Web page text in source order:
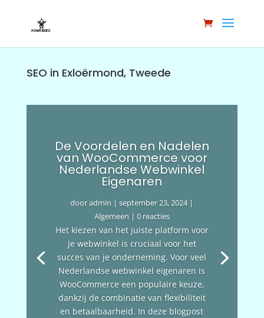
SEO in Exloërmond, Tweede
De Voordelen en Nadelen
van WooCommerce voor
Nederlandse Webwinkel
Eigenaren
dooradmin |september 23, 2024|
Algemeen | 0 reacties
Het kiezen van het juiste platform voor
je webwinkel is cruciaal voor het
succes van je onderneming. Voor veel
Nederlandse webwinkel eigenaren is
WooCommerce een populaire keuze,
dankzij de combinatie van flexibiliteit
en betaalbaarheid. In deze blogpost